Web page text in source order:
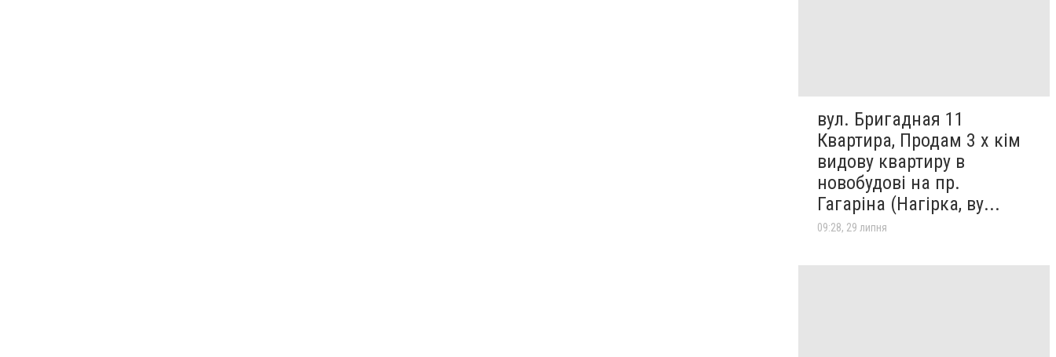
вул. Бригадная 11
Квартира, Продам 3 х кім
видову квартиру в
новобудові на пр.
Гагаріна (Нагірка, ву...
09:28, 29 липня